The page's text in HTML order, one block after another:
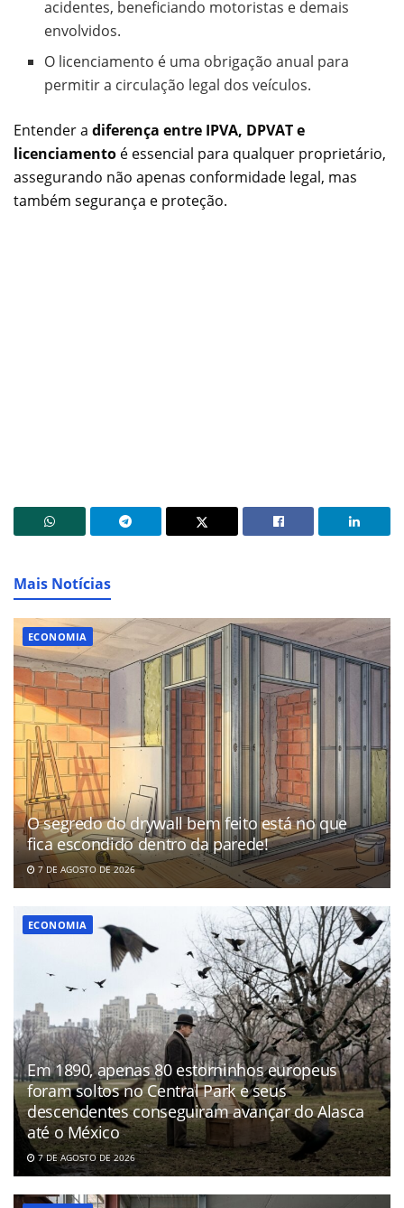
acidentes, beneficiando motoristas e demais
envolvidos.
O licenciamento é uma obrigação anual para
permitir a circulação legal dos veículos.
Entender a diferença entre IPVA, DPVAT e
licenciamento é essencial para qualquer proprietário,
assegurando não apenas conformidade legal, mas
também segurança e proteção.
Mais Notícias
ECONOMIA
O segredo do drywall bem feito está no que
fica escondido dentro da parede!
7 DE AGOSTO DE 2026
ECONOMIA
Em 1890, apenas 80 estorninhos europeus
foram soltos no Central Park e seus
descendentes conseguiram avançar do Alasca
até o México
7 DE AGOSTO DE 2026